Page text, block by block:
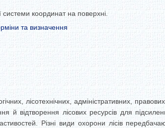
системи координат на поверхні.
та визначення
лісотехнічних, адміністративних,
й відтворення лісових ресурсів для
Різні види охорони лісів